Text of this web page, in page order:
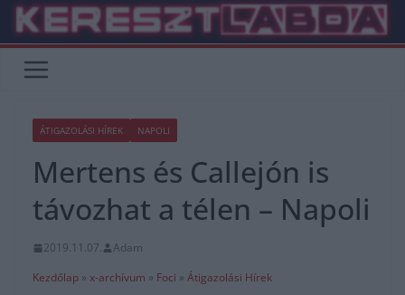
Skip
content
ÁTIGAZOLÁSI HÍREK NAPOLI
Mertens és Callejón is
távozhat a télen – Napoli
2019.11.07.
Adam
Kezdőlap » x-archívum » Foci » Átigazolási Hírek